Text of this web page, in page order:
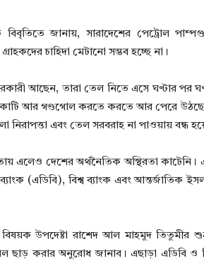
জানায়, সারাদেশের পেট্রোল
চাহিদা মেটানো সম্ভব হচ্ছে না।
আছেন, তারা তেল নিতে এসে ঘণ্টার পর
আর গণ্ডগোল করতে করতে আর পেরে
এবং তেল সরবরাহ না পাওয়ায় বন্ধ
এলেও দেশের অর্থনৈতিক অস্থিরতা
(এডিবি), বিশ্ব ব্যাংক এবং আন্তর্জাতিক
বিষয়ক উপদেষ্টা রাশেদ আল মাহমুদ তিতুমীর
করার অনুরোধ জানাব। এছাড়া এডিবি ও